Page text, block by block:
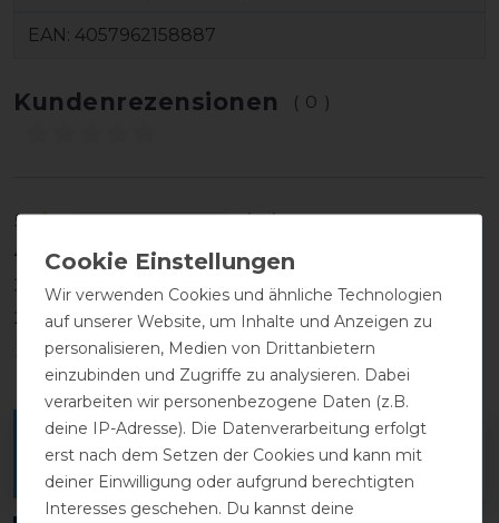
EAN: 4057962158887
Kundenrezensionen (0)
5
0
4
0
3
0
2
0
1
0
Melde dich an, um eine Kundenrezension zu
Wir verwenden Cookies und ähnliche Technologien
auf unserer Website, um Inhalte und Anzeigen zu
personalisieren, Medien von Drittanbietern
einzubinden und Zugriffe zu analysieren. Dabei
verarbeiten wir personenbezogene Daten (z.B.
deine IP-Adresse). Die Datenverarbeitung erfolgt
erst nach dem Setzen der Cookies und kann mit
deiner Einwilligung oder aufgrund berechtigten
Interesses geschehen. Du kannst deine